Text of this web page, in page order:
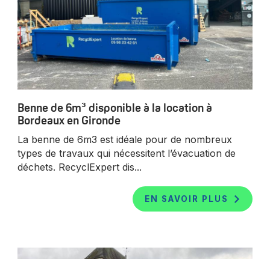
Benne de 6m³ disponible à la location à
Bordeaux en Gironde
La benne de 6m3 est idéale pour de nombreux
types de travaux qui nécessitent l’évacuation de
déchets. RecyclExpert dis...
EN SAVOIR PLUS